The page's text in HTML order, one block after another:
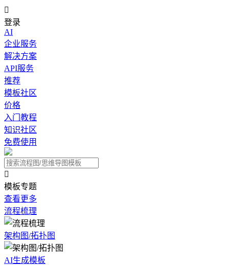

登录
AI
企业服务
解决方案
API服务
推荐
模板社区
价格
入门教程
知识社区
免费使用

模板专题
查看更多
流程梳理
架构图/拓扑图
AI生成模板